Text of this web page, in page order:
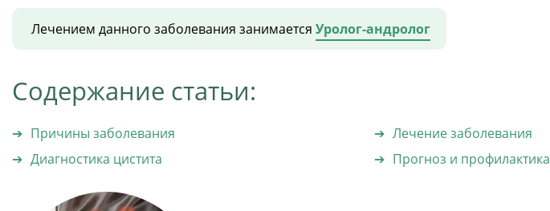
Лечением данного заболевания занимается Уролог-андролог
Содержание статьи:
Причины заболевания
Диагностика цистита
Лечение заболевания
Прогноз и профилактика